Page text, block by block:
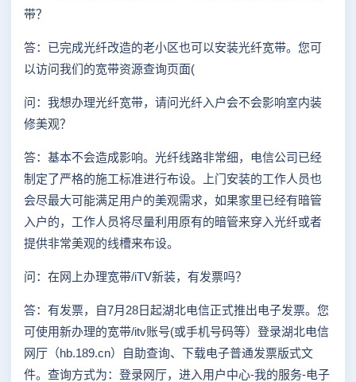
带？
答：已完成光纤改造的老小区也可以安装光纤宽带。您可
以访问我们的宽带资源查询页面(
问：我想办理光纤宽带，请问光纤入户会不会影响室内装
修美观？
答：基本不会造成影响。光纤线路非常细，电信公司已经
制定了严格的施工标准进行布设。上门安装的工作人员也
会尽最大可能满足用户的美观需求，如果家里已经有暗管
入户的，工作人员将尽量利用原有的暗管来穿入光纤或者
提供非常美观的线槽来布设。
问：在网上办理宽带/iTV新装，有发票吗？
答：有发票，自7月28日起湖北电信正式推出电子发票。您
可使用新办理的宽带/itv账号(或手机号码等）登录湖北电信
网厅（hb.189.cn）自助查询、下载电子普通发票版式文
件。查询方式为：登录网厅，进入用户中心-我的服务-电子